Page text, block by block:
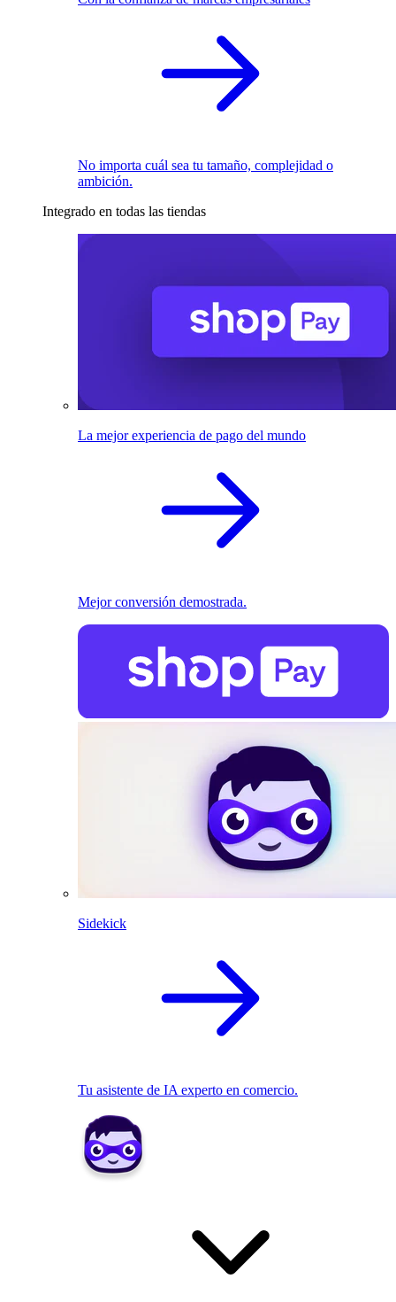
No importa cuál sea tu tamaño, complejidad o
ambición.
Integrado en todas las tiendas
La mejor experiencia de pago del mundo
Mejor conversión demostrada.
Sidekick
Tu asistente de IA experto en comercio.